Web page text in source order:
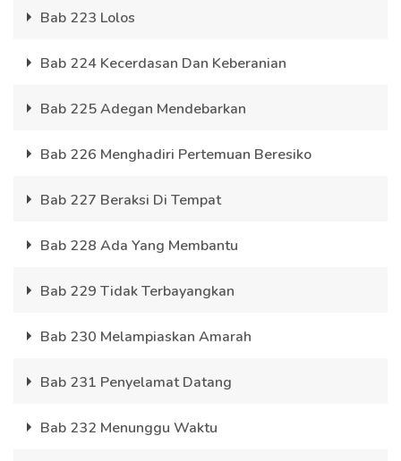
Bab 223 Lolos
Bab 224 Kecerdasan Dan Keberanian
Bab 225 Adegan Mendebarkan
Bab 226 Menghadiri Pertemuan Beresiko
Bab 227 Beraksi Di Tempat
Bab 228 Ada Yang Membantu
Bab 229 Tidak Terbayangkan
Bab 230 Melampiaskan Amarah
Bab 231 Penyelamat Datang
Bab 232 Menunggu Waktu